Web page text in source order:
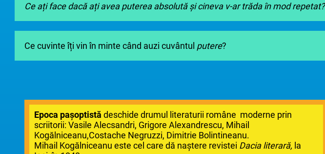
Ce ați face dacă ați avea puterea absolută și cineva v-ar trăda în mod repetat?
Ce cuvinte îți vin în minte când auzi cuvântul putere?
Epoca pașoptistă deschide drumul literaturii române moderne prin
scriitorii: Vasile Alecsandri, Grigore Alexandrescu, Mihail
Kogălniceanu,Costache Negruzzi, Dimitrie Bolintineanu.
Mihail Kogălniceanu este cel care dă naștere revistei Dacia literară, la